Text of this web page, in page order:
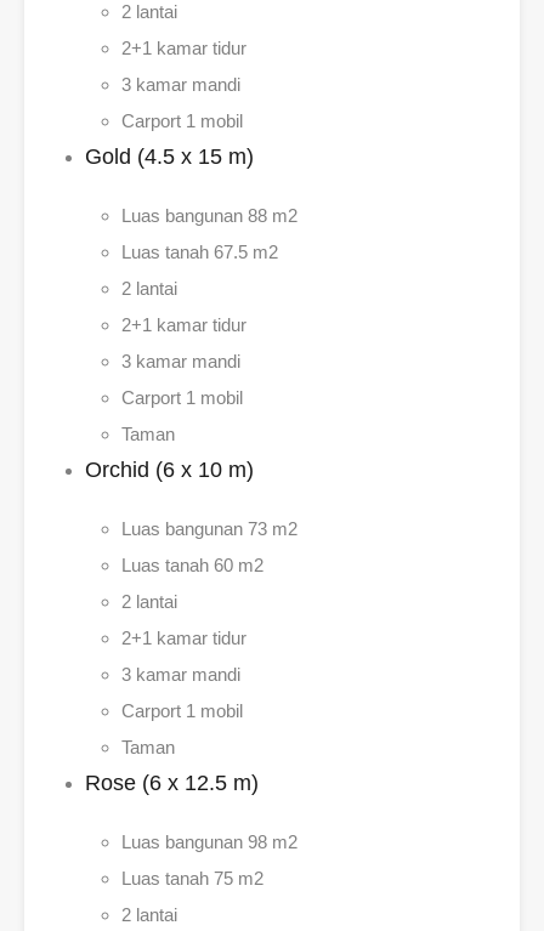
2 lantai
2+1 kamar tidur
3 kamar mandi
Carport 1 mobil
Gold (4.5 x 15 m)
Luas bangunan 88 m2
Luas tanah 67.5 m2
2 lantai
2+1 kamar tidur
3 kamar mandi
Carport 1 mobil
Taman
Orchid (6 x 10 m)
Luas bangunan 73 m2
Luas tanah 60 m2
2 lantai
2+1 kamar tidur
3 kamar mandi
Carport 1 mobil
Taman
Rose (6 x 12.5 m)
Luas bangunan 98 m2
Luas tanah 75 m2
2 lantai